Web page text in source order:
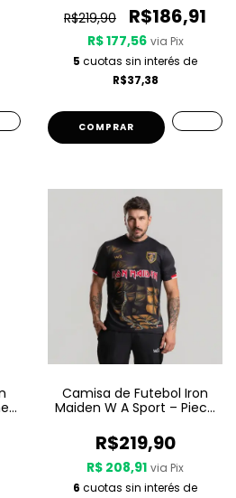
R$219,90
R$186,91
R$ 177,56 via Pix
5 cuotas sin interés de
R$37,38
COMPRAR
Camisa de Futebol Iron
Maiden W A Sport – Piece
R$219,90
R$ 208,91 via Pix
6 cuotas sin interés de